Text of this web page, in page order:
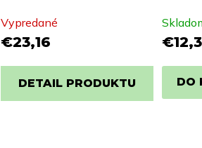
Vypredané
€23,16
DETAIL PRODUKTU DO